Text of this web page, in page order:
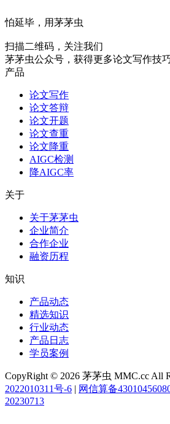
怕延毕，用茅茅虫
扫描二维码，关注我们
茅茅虫公众号，获得更多论文写作技巧
产品
论文写作
论文答辩
论文开题
论文查重
论文降重
AIGC检测
降AIGC率
关于
关于茅茅虫
企业简介
合作企业
融资历程
知识
产品动态
精选知识
行业动态
产品日志
学员案例
CopyRight © 2026 茅茅虫 MMC.cc All
2022010311号-6 | 网信算备
20230713